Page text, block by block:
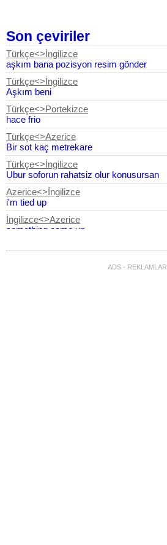
Son çeviriler
Türkçe<>İngilizce
aşkım bana pozisyon resim gönder
Türkçe<>İngilizce
Aşkım beni
Türkçe<>Portekizce
hace frio
Türkçe<>Azerice
Bir sot kaç metrekare
Türkçe<>İngilizce
Ubur soforun rahatsiz olur konusursan
Azerice<>İngilizce
i'm tied up
İngilizce<>Azerice
something came up
ADS - REKLAMLAR